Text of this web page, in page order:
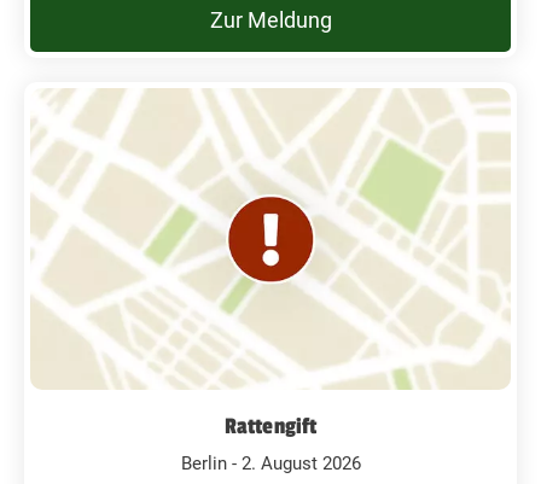
Zur Meldung
Rattengift
Berlin - 2. August 2026